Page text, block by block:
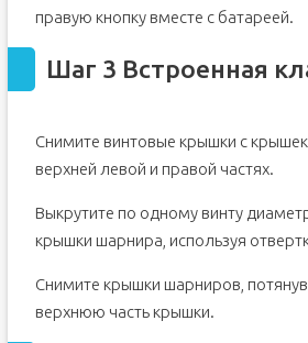
правую кнопку вместе с батареей.
Шаг 3 Встроенная
Снимите винтовые крышки с
верхней левой и правой частях.
Выкрутите по одному винту
крышки шарнира, используя
Снимите крышки шарниров,
верхнюю часть крышки.